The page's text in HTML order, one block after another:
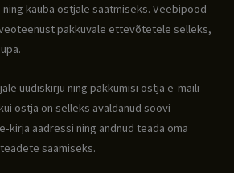
kauba ostjale saatmiseks. Veebipood
pakkuvale ettevõtetele selleks,
uudiskirju ning pakkumisi ostja e-maili
ostja on selleks avaldanud soovi
kirja aadressi ning andnud teada oma
saamiseks.